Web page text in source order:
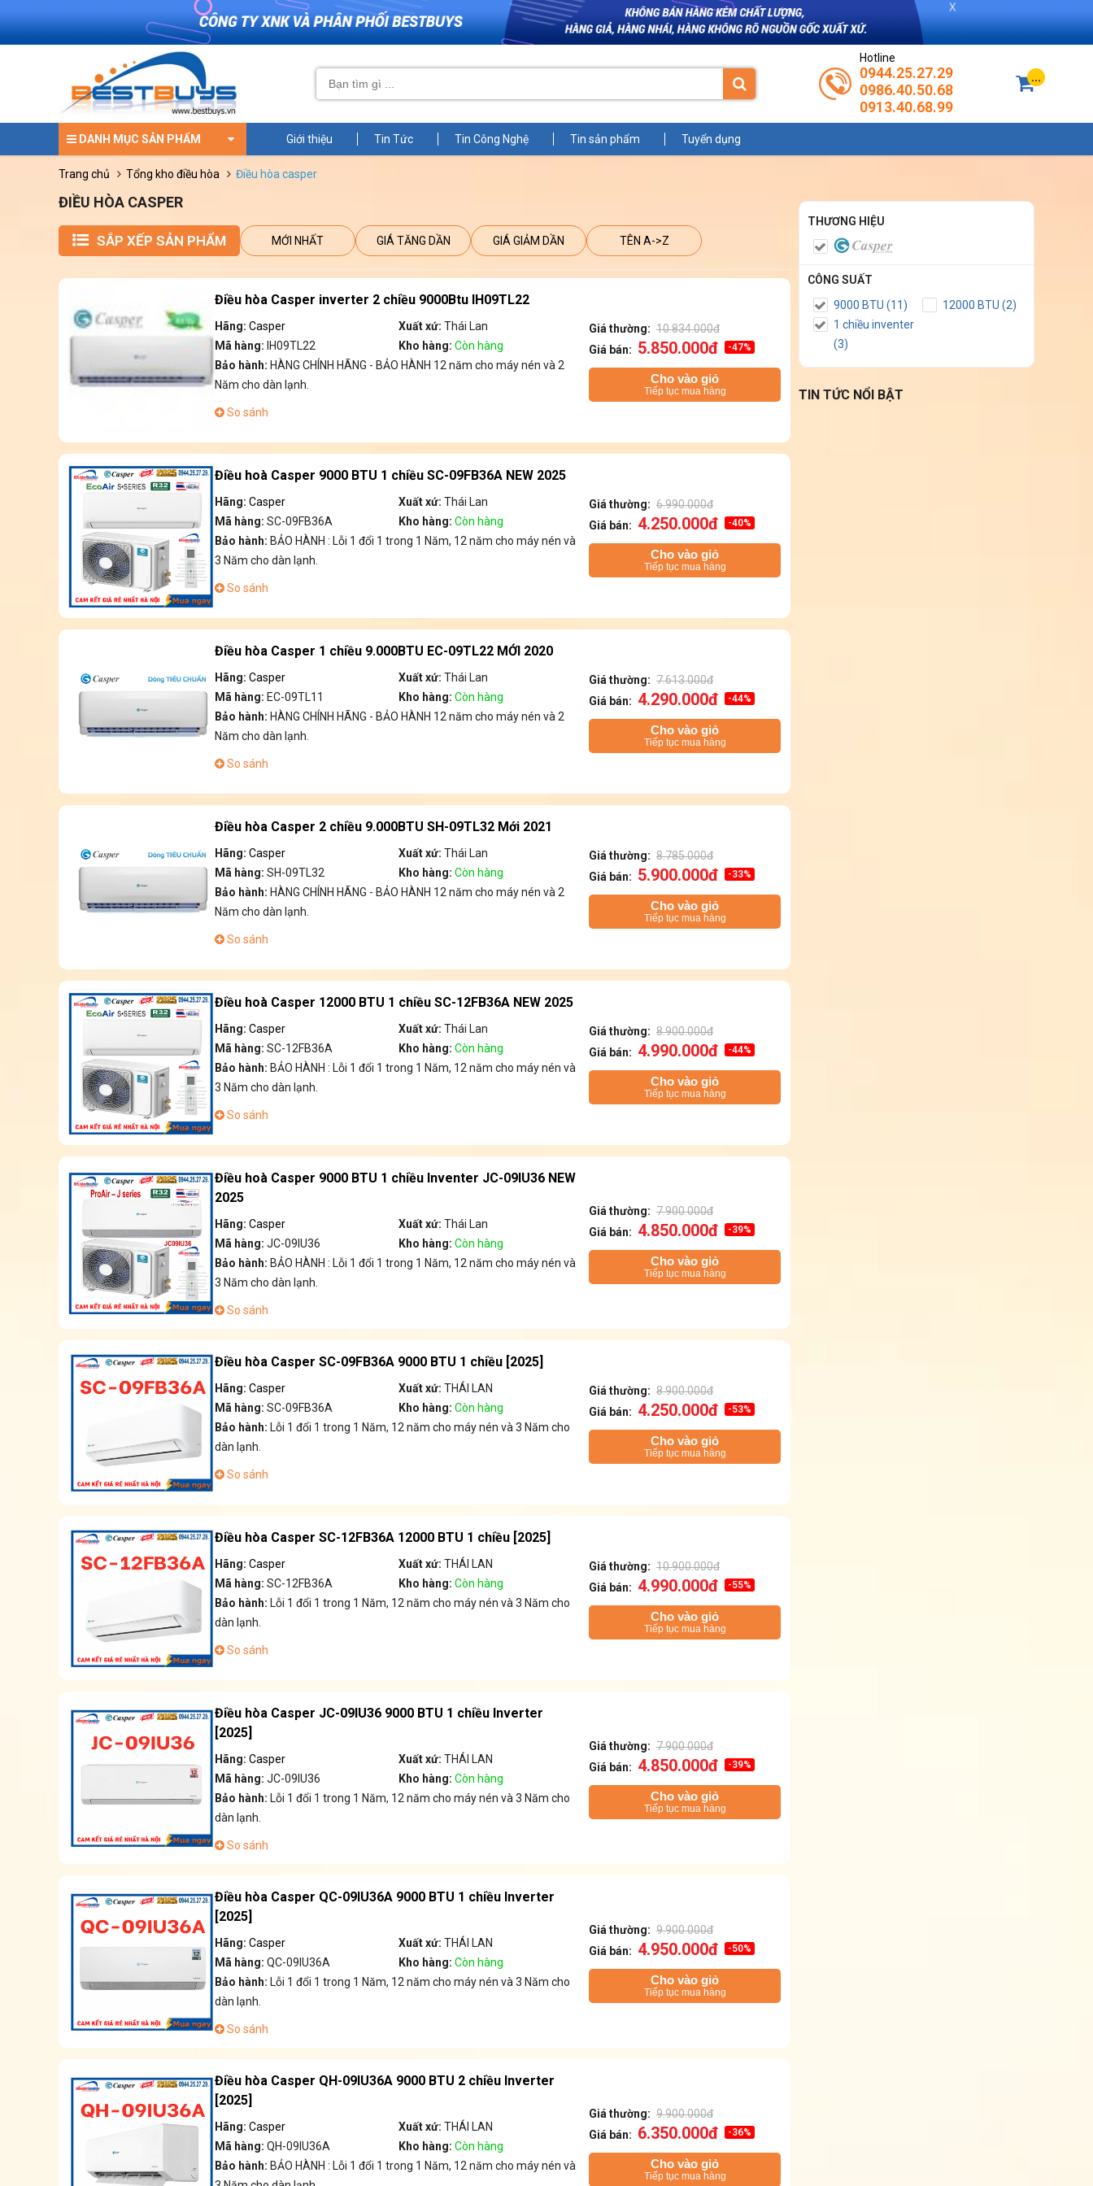
Hotline
0944.25.27.29
0986.40.50.68
0913.40.68.99
...
DANH MỤC SẢN PHẨM Giới thiệu Tin Tức Tin Công Nghệ Tin sản phẩm Tuyển dụng
trang chủ tổng kho điều hòa điều hòa casper
ĐIỀU HÒA CASPER
SẮP XẾP SẢN PHẨM MỚI NHẤT GIÁ TĂNG DẦN GIÁ GIẢM DẦN TÊN A->Z
Điều hòa Casper inverter 2 chiều 9000Btu IH09TL22
Hãng: Casper Xuất xứ: Thái Lan
Mã hàng: IH09TL22 Kho hàng: Còn hàng
Bảo hành: HÀNG CHÍNH HÃNG - BẢO HÀNH 12 năm cho máy nén và 2
Năm cho dàn lạnh.
So sánh
Giá thường: 10.834.000đ
Giá bán: 5.850.000đ -47%
Cho vào giỏ
Tiếp tục mua hàng
Điều hoà Casper 9000 BTU 1 chiều SC-09FB36A NEW 2025
Hãng: Casper Xuất xứ: Thái Lan
Mã hàng: SC-09FB36A Kho hàng: Còn hàng
Bảo hành: BẢO HÀNH : Lỗi 1 đổi 1 trong 1 Năm, 12 năm cho máy nén và
3 Năm cho dàn lạnh.
So sánh
Giá thường: 6.990.000đ
Giá bán: 4.250.000đ -40%
Cho vào giỏ
Tiếp tục mua hàng
Điều hòa Casper 1 chiều 9.000BTU EC-09TL22 MỚI 2020
Hãng: Casper Xuất xứ: Thái Lan
Mã hàng: EC-09TL11 Kho hàng: Còn hàng
Bảo hành: HÀNG CHÍNH HÃNG - BẢO HÀNH 12 năm cho máy nén và 2
Năm cho dàn lạnh.
So sánh
Giá thường: 7.613.000đ
Giá bán: 4.290.000đ -44%
Cho vào giỏ
Tiếp tục mua hàng
Điều hòa Casper 2 chiều 9.000BTU SH-09TL32 Mới 2021
Hãng: Casper Xuất xứ: Thái Lan
Mã hàng: SH-09TL32 Kho hàng: Còn hàng
Bảo hành: HÀNG CHÍNH HÃNG - BẢO HÀNH 12 năm cho máy nén và 2
Năm cho dàn lạnh.
So sánh
Giá thường: 8.785.000đ
Giá bán: 5.900.000đ -33%
Cho vào giỏ
Tiếp tục mua hàng
Điều hoà Casper 12000 BTU 1 chiều SC-12FB36A NEW 2025
Hãng: Casper Xuất xứ: Thái Lan
Mã hàng: SC-12FB36A Kho hàng: Còn hàng
Bảo hành: BẢO HÀNH : Lỗi 1 đổi 1 trong 1 Năm, 12 năm cho máy nén và
3 Năm cho dàn lạnh.
So sánh
Giá thường: 8.900.000đ
Giá bán: 4.990.000đ -44%
Cho vào giỏ
Tiếp tục mua hàng
Điều hoà Casper 9000 BTU 1 chiều Inventer JC-09IU36 NEW
2025
Hãng: Casper Xuất xứ: Thái Lan
Mã hàng: JC-09IU36 Kho hàng: Còn hàng
Bảo hành: BẢO HÀNH : Lỗi 1 đổi 1 trong 1 Năm, 12 năm cho máy nén và
3 Năm cho dàn lạnh.
So sánh
Giá thường: 7.900.000đ
Giá bán: 4.850.000đ -39%
Cho vào giỏ
Tiếp tục mua hàng
Điều hòa Casper SC-09FB36A 9000 BTU 1 chiều [2025]
Hãng: Casper Xuất xứ: THÁI LAN
Mã hàng: SC-09FB36A Kho hàng: Còn hàng
Bảo hành: Lỗi 1 đổi 1 trong 1 Năm, 12 năm cho máy nén và 3 Năm cho
dàn lạnh.
So sánh
Giá thường: 8.900.000đ
Giá bán: 4.250.000đ -53%
Cho vào giỏ
Tiếp tục mua hàng
Điều hòa Casper SC-12FB36A 12000 BTU 1 chiều [2025]
Hãng: Casper Xuất xứ: THÁI LAN
Mã hàng: SC-12FB36A Kho hàng: Còn hàng
Bảo hành: Lỗi 1 đổi 1 trong 1 Năm, 12 năm cho máy nén và 3 Năm cho
dàn lạnh.
So sánh
Giá thường: 10.900.000đ
Giá bán: 4.990.000đ -55%
Cho vào giỏ
Tiếp tục mua hàng
Điều hòa Casper JC-09IU36 9000 BTU 1 chiều Inverter
[2025]
Hãng: Casper Xuất xứ: THÁI LAN
Mã hàng: JC-09IU36 Kho hàng: Còn hàng
Bảo hành: Lỗi 1 đổi 1 trong 1 Năm, 12 năm cho máy nén và 3 Năm cho
dàn lạnh.
So sánh
Giá thường: 7.900.000đ
Giá bán: 4.850.000đ -39%
Cho vào giỏ
Tiếp tục mua hàng
Điều hòa Casper QC-09IU36A 9000 BTU 1 chiều Inverter
[2025]
Hãng: Casper Xuất xứ: THÁI LAN
Mã hàng: QC-09IU36A Kho hàng: Còn hàng
Bảo hành: Lỗi 1 đổi 1 trong 1 Năm, 12 năm cho máy nén và 3 Năm cho
dàn lạnh.
So sánh
Giá thường: 9.900.000đ
Giá bán: 4.950.000đ -50%
Cho vào giỏ
Tiếp tục mua hàng
Điều hòa Casper QH-09IU36A 9000 BTU 2 chiều Inverter
[2025]
Hãng: Casper Xuất xứ: THÁI LAN
Mã hàng: QH-09IU36A Kho hàng: Còn hàng
Bảo hành: BẢO HÀNH : Lỗi 1 đổi 1 trong 1 Năm, 12 năm cho máy nén và
Giá thường: 9.900.000đ
Giá bán: 6.350.000đ -36%
Cho vào giỏ
Tiếp tục mua hàng
THƯƠNG HIỆU
CÔNG SUẤT
9000 BTU (11)
12000 BTU (2)
1 chiều inventer
(3)
TIN TỨC NỔI BẬT